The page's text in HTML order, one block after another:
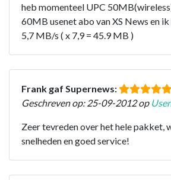
heb momenteel UPC
60MB usenet abo van XS News en
5,7 MB/s ( x 7,9 = 45.9 MB )
Frank gaf Supernews:
Geschreven op: 25-09-2012 op
Zeer tevreden over het hele pakket,
snelheden en goed service!